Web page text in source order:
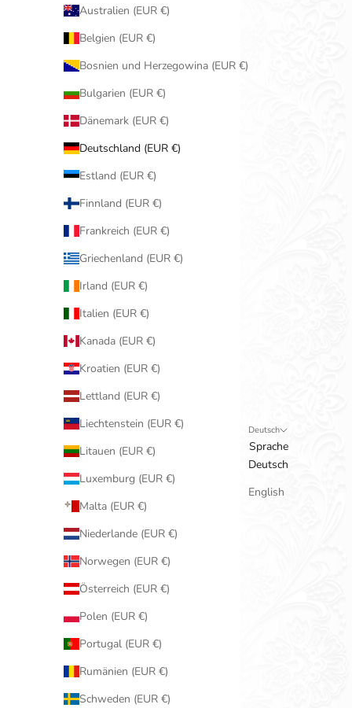
Australien (EUR €)
Belgien (EUR €)
Bosnien und Herzegowina (EUR €)
Bulgarien (EUR €)
Dänemark (EUR €)
Deutschland (EUR €)
Estland (EUR €)
Finnland (EUR €)
Frankreich (EUR €)
Griechenland (EUR €)
Irland (EUR €)
Italien (EUR €)
Kanada (EUR €)
Kroatien (EUR €)
Lettland (EUR €)
Liechtenstein (EUR €)
Litauen (EUR €)
Luxemburg (EUR €)
Malta (EUR €)
Niederlande (EUR €)
Norwegen (EUR €)
Österreich (EUR €)
Polen (EUR €)
Portugal (EUR €)
Rumänien (EUR €)
Schweden (EUR €)
Deutsch
Sprache
Deutsch
English